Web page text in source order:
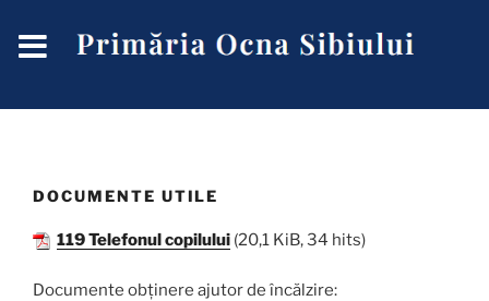
DOCUMENTE UTILE
119 Telefonul copilului (20,1 KiB, 34 hits)
Documente obținere ajutor de încălzire: